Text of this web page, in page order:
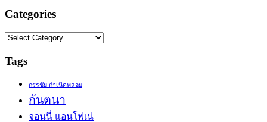
Categories
Categories
Tags
กรรชัย กำเนิดพลอย
กันตนา
จอนนี่ แอนโฟเน่